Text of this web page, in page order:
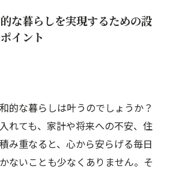
な暮らしを実現するための設
イント
的な暮らしは叶うのでしょうか？
れても、家計や将来への不安、住
み重なると、心から安らげる毎日
ないことも少なくありません。そ